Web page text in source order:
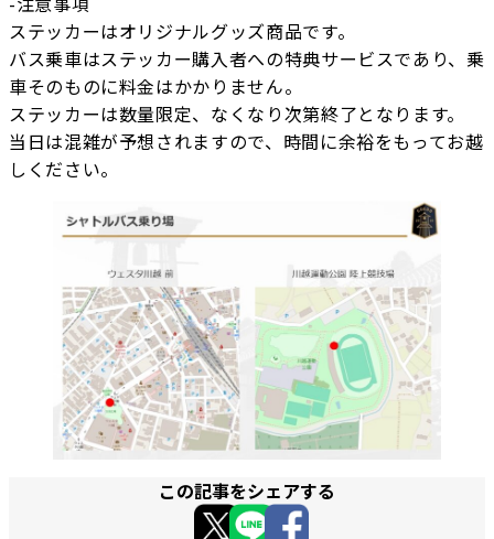
ステッカーはオリジナルグッズ商品です。
バス乗車はステッカー購入者への特典サービスであり、乗
車そのものに料金はかかりません。
ステッカーは数量限定、なくなり次第終了となります。
当日は混雑が予想されますので、時間に余裕をもってお越
しください。
この記事をシェアする